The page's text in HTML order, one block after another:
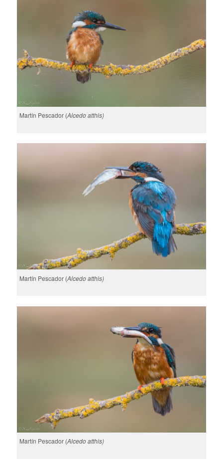
Martín Pescador (Alcedo atthis)
Martín Pescador (Alcedo atthis)
Martín Pescador (Alcedo atthis)